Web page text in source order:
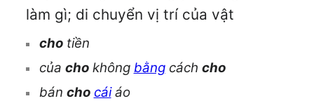
làm gì; di chuyển vị trí của vật
chotiền
của chokhông bằngcách cho
bán cho cáiáo